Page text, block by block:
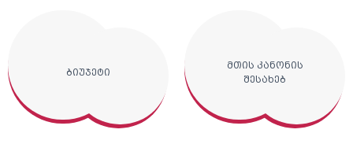
ბიუჯეტი
მთის კანონის
შესახებ